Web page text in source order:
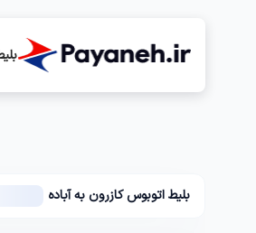
بلیط اتوبوس کازرون به آباده